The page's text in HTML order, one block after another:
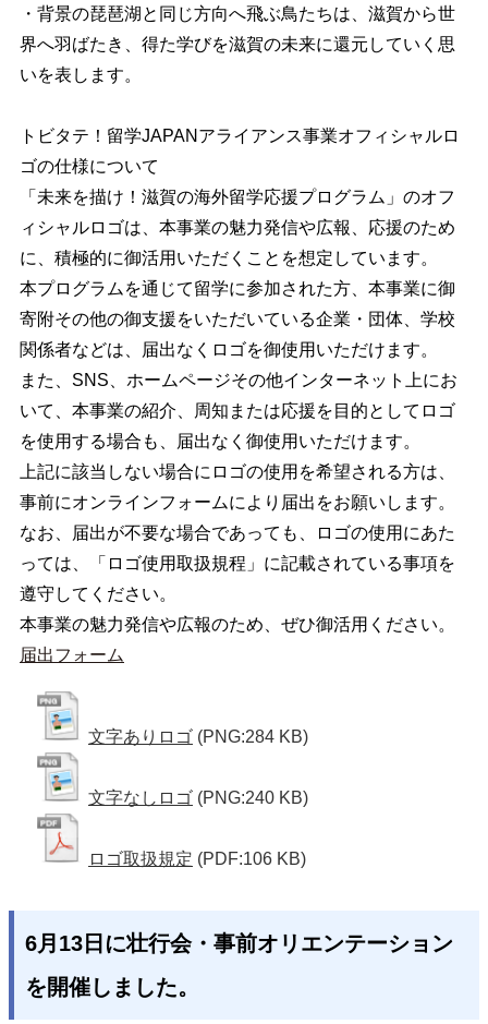
・背景の琵琶湖と同じ方向へ飛ぶ鳥たちは、滋賀から世
界へ羽ばたき、得た学びを滋賀の未来に還元していく思
いを表します。
トビタテ！留学JAPANアライアンス事業オフィシャルロ
ゴの仕様について
「未来を描け！滋賀の海外留学応援プログラム」のオフ
ィシャルロゴは、本事業の魅力発信や広報、応援のため
に、積極的に御活用いただくことを想定しています。
本プログラムを通じて留学に参加された方、本事業に御
寄附その他の御支援をいただいている企業・団体、学校
関係者などは、届出なくロゴを御使用いただけます。
また、SNS、ホームページその他インターネット上にお
いて、本事業の紹介、周知または応援を目的としてロゴ
を使用する場合も、届出なく御使用いただけます。
上記に該当しない場合にロゴの使用を希望される方は、
事前にオンラインフォームにより届出をお願いします。
なお、届出が不要な場合であっても、ロゴの使用にあた
っては、「ロゴ使用取扱規程」に記載されている事項を
遵守してください。
本事業の魅力発信や広報のため、ぜひ御活用ください。
届出フォーム
文字ありロゴ (PNG:284 KB)
文字なしロゴ (PNG:240 KB)
ロゴ取扱規定 (PDF:106 KB)
6月13日に壮行会・事前オリエンテーション
を開催しました。